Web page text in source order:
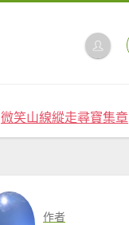
微笑山線縱走尋寶集章
作者